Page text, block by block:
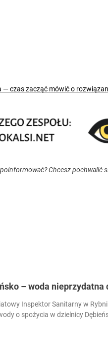
— czas zacząć mówić o
Chcesz pochwalić
– woda nieprzydatna
Inspektor Sanitarny w
o spożycia w dzielnicy